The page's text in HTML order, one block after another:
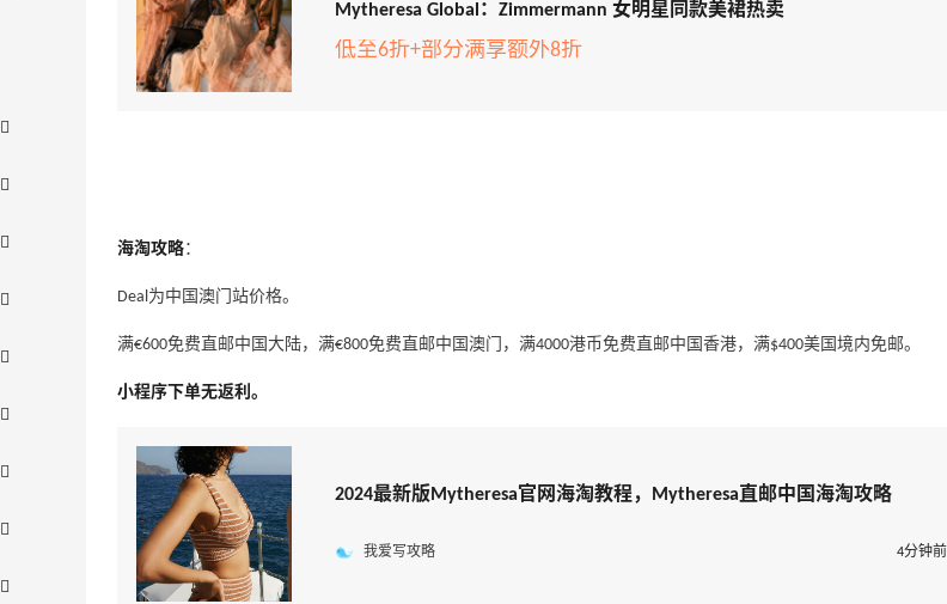
Mytheresa Global：Zimmermann 女明星同款美裙热卖
低至6折+部分满享额外8折
海淘攻略：
Deal为中国澳门站价格。
满€600免费直邮中国大陆，满€800免费直邮中国澳门，满4000港币免费直邮中国香港，满$400美国境内免邮。
小程序下单无返利。
2024最新版Mytheresa官网海淘教程，Mytheresa直邮中国海淘攻略
我爱写攻略 4分钟前